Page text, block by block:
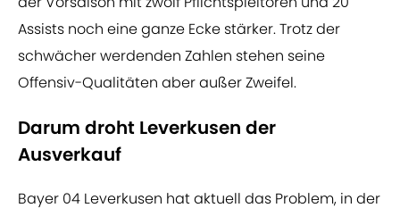
Assists noch eine ganze Ecke stärker. Trotz der
schwächer werdenden Zahlen stehen seine
Offensiv-Qualitäten aber außer Zweifel.
Darum droht Leverkusen der
Ausverkauf
Bayer 04 Leverkusen hat aktuell das Problem, in der